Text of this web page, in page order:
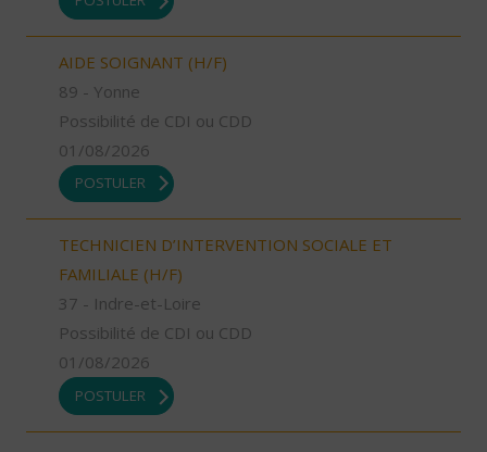
AIDE SOIGNANT (H/F)
89 - Yonne
Possibilité de CDI ou CDD
01/08/2026
POSTULER
TECHNICIEN D’INTERVENTION SOCIALE ET
FAMILIALE (H/F)
37 - Indre-et-Loire
Possibilité de CDI ou CDD
01/08/2026
POSTULER